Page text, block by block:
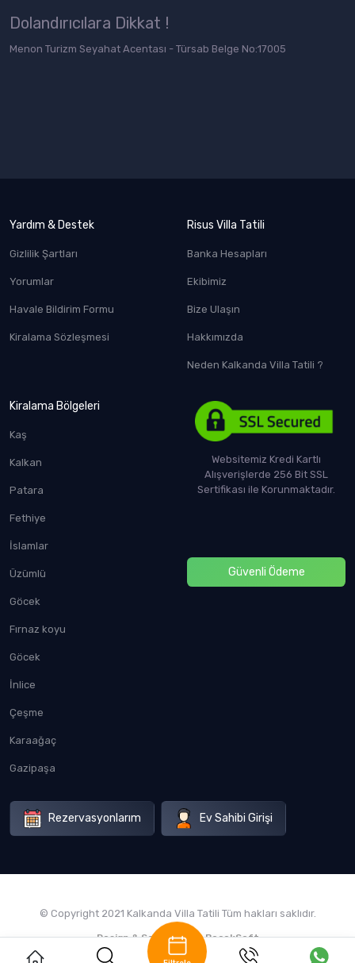
Dolandırıcılara Dikkat !
Menon Turizm Seyahat Acentası - Türsab Belge No:17005
Yardım & Destek
Gizlilik Şartları
Yorumlar
Havale Bildirim Formu
Kiralama Sözleşmesi
Risus Villa Tatili
Banka Hesapları
Ekibimiz
Bize Ulaşın
Hakkımızda
Neden Kalkanda Villa Tatili ?
Kiralama Bölgeleri
Kaş
Kalkan
Patara
Fethiye
İslamlar
Üzümlü
Göcek
Fırnaz koyu
Göcek
İnlice
Çeşme
Karaağaç
Gazipaşa
Websitemiz Kredi Kartlı
Alışverişlerde 256 Bit SSL
Sertifikası ile Korunmaktadır.
Güvenli Ödeme
Rezervasyonlarım Ev Sahibi Girişi
© Copyright 2021 Kalkanda Villa Tatili Tüm hakları saklıdır.
Design & Software byBocekSoft
Filtrele